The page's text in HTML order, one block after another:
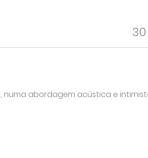
numa abordagem acústica e